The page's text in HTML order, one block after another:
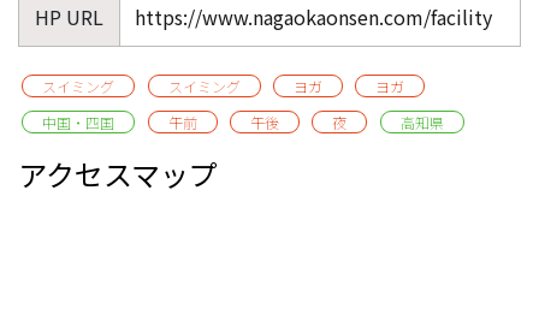
HP URL https://www.nagaokaonsen.com/facility
スイミング スイミング ヨガ
ヨガ
中国・四国
午前 午後 夜 高知県
アクセスマップ